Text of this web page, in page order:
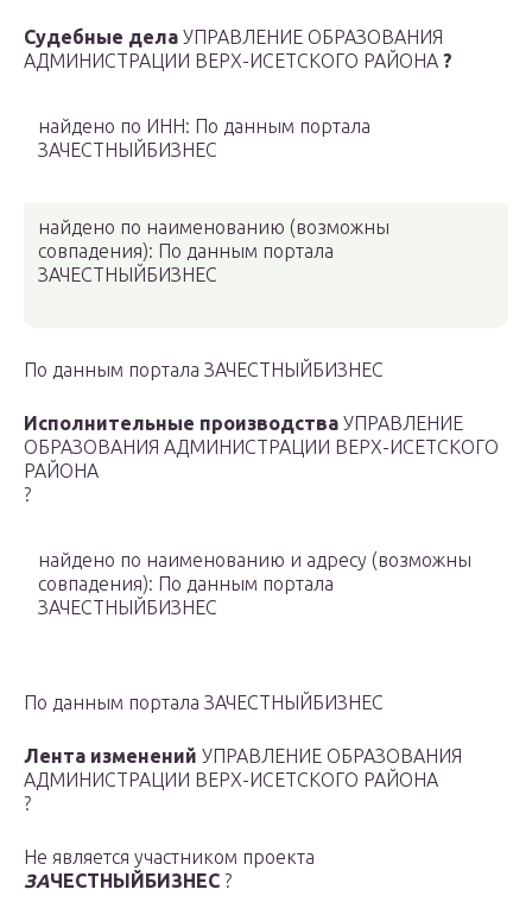
Судебные дела УПРАВЛЕНИЕ ОБРАЗОВАНИЯ
АДМИНИСТРАЦИИ ВЕРХ-ИСЕТСКОГО РАЙОНА ?
найдено по ИНН: По данным портала
ЗАЧЕСТНЫЙБИЗНЕС
найдено по наименованию (возможны
совпадения): По данным портала
ЗАЧЕСТНЫЙБИЗНЕС
По данным портала ЗАЧЕСТНЫЙБИЗНЕС
Исполнительные производства УПРАВЛЕНИЕ
ОБРАЗОВАНИЯ АДМИНИСТРАЦИИ ВЕРХ-ИСЕТСКОГО
РАЙОНА
?
найдено по наименованию и адресу (возможны
совпадения): По данным портала
ЗАЧЕСТНЫЙБИЗНЕС
По данным портала ЗАЧЕСТНЫЙБИЗНЕС
Лента изменений УПРАВЛЕНИЕ ОБРАЗОВАНИЯ
АДМИНИСТРАЦИИ ВЕРХ-ИСЕТСКОГО РАЙОНА
?
Не является участником проекта
ЗАЧЕСТНЫЙБИЗНЕС ?